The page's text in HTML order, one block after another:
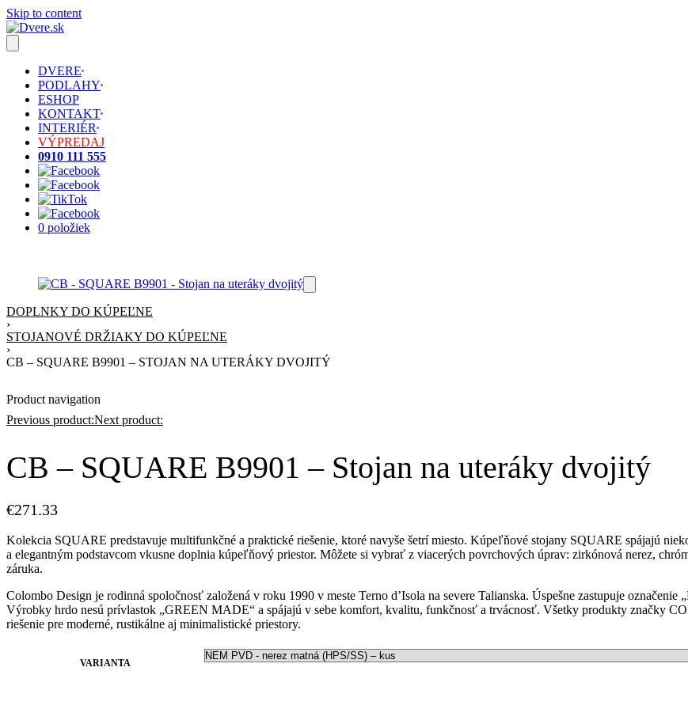
Skip to content
DVERE
PODLAHY
ESHOP
KONTAKT
INTERIÉR
VÝPREDAJ
0910 111 555
0 položiek
DOPLNKY DO KÚPEĽNE
›
STOJANOVÉ DRŽIAKY DO KÚPEĽNE
›
CB – SQUARE B9901 – STOJAN NA UTERÁKY DVOJITÝ
Product navigation
Previous product:Next product:
CB – SQUARE B9901 – Stojan na uteráky dvojitý
€271.33
Kolekcia SQUARE predstavuje multifunkčné a praktické riešenie, ktoré navyše šetrí miesto. Kúpeľňové stojany SQUARE spájajú
a elegantným podstavcom vkusne doplnia kúpeľňový priestor. Môžete si vybrať z viacerých povrchových úprav: zirkónová nerez,
záruka.
Colombo Design je rodinná spoločnosť založená v roku 1990 v meste Terno d’Isola na severe Talianska. Úspešne zastupuje
Výrobky hrdo nesú prívlastok „GREEN MADE“ a spájajú v sebe komfort, kvalitu, funkčnosť a trvácnosť. Všetky produkty značky
riešenie pre moderné, rustikálne aj minimalistické priestory.
VARIANTA